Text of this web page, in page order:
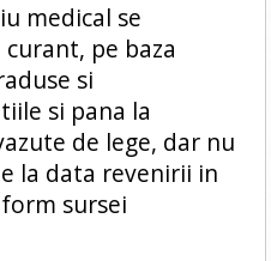
medical se
pe baza
si
si pana la
de lege, dar nu
la data revenirii in
sursei